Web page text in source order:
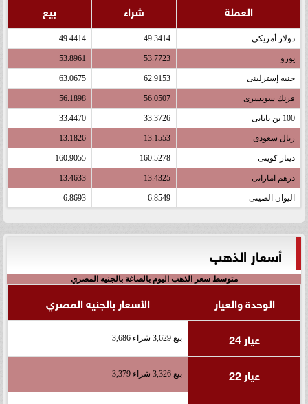
العملة شراء بيع
دولار أمريكى 49.3414
49.4414
يورو 53.7723
53.8961
جنيه إسترلينى 62.9153
63.0675
فرنك سويسرى 56.0507
56.1898
100 ين يابانى 33.3726
33.4470
ريال سعودى 13.1553
13.1826
دينار كويتى 160.5278
160.9055
درهم اماراتى 13.4325
13.4633
اليوان الصينى 6.8549
6.8693
أسعار الذهب
متوسط سعر الذهب اليوم بالصاغة بالجنيه المصري
الوحدة والعيار
الأسعار بالجنيه المصري
عيار 24
بيع 3,629 شراء 3,686
عيار 22 بيع 3,326 شراء 3,379